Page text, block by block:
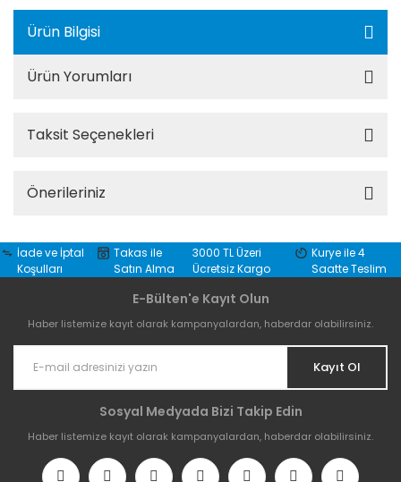
Ürün Bilgisi
Ürün Yorumları
Taksit Seçenekleri
Önerileriniz
İade ve İptal
Koşulları
Takas ile
Satın Alma
3000 TL Üzeri
Ücretsiz Kargo
Kurye ile 4
Saatte Teslim
E-Bülten'e Kayıt Olun
Haber listemize kayıt olarak kampanyalardan, haberdar olabilirsiniz.
Kayıt Ol
Sosyal Medyada Bizi Takip Edin
Haber listemize kayıt olarak kampanyalardan, haberdar olabilirsiniz.